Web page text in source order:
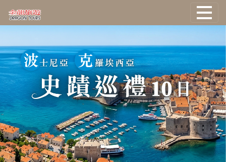
國際機票
塔克旅遊
主題旅遊
郵輪旅遊